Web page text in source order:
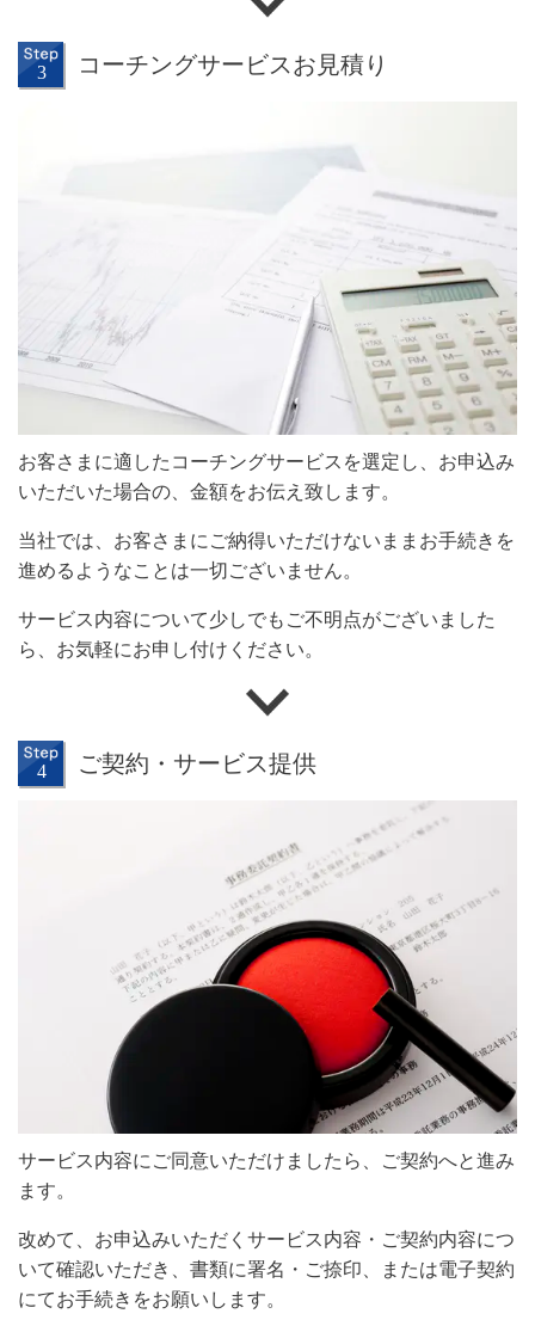
コーチングサービスお見積り
お客さまに適したコーチングサービスを選定し、お申込み
いただいた場合の、金額をお伝え致します。
当社では、お客さまにご納得いただけないままお手続きを
進めるようなことは一切ございません。
サービス内容について少しでもご不明点がございました
ら、お気軽にお申し付けください。
ご契約・サービス提供
サービス内容にご同意いただけましたら、ご契約へと進み
ます。
改めて、お申込みいただくサービス内容・ご契約内容につ
いて確認いただき、書類に署名・ご捺印、または電子契約
にてお手続きをお願いします。